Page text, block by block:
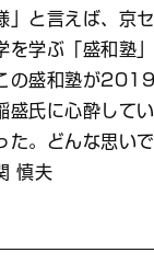
」と言えば、京
を学ぶ「盛和塾
の盛和塾が
盛氏に心酔して
た。どんな思い
慎夫